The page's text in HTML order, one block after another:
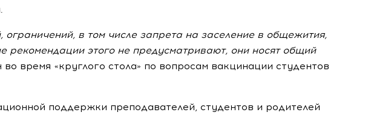
ограничений, в том числе запрета на заселение в общежития,
рекомендации этого не предусматривают, они носят общий
во время «круглого стола» по вопросам вакцинации студентов
поддержки преподавателей, студентов и родителей